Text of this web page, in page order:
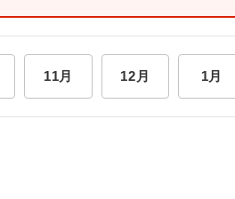
11月 12月 1月